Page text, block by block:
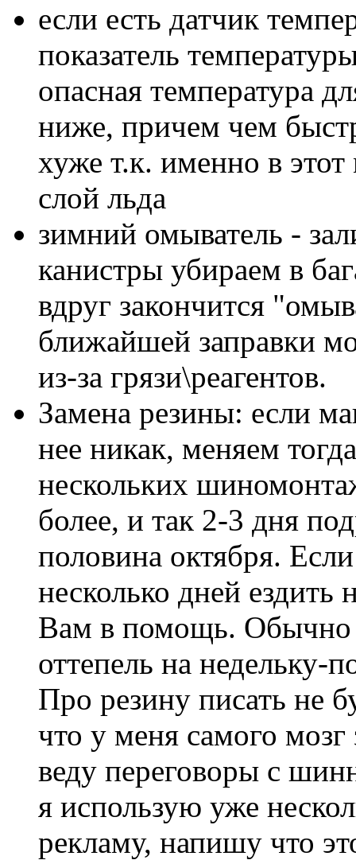
если есть датчик
показатель
опасная температура
ниже, причем чем
хуже т.к. именно в
слой льда
зимний омыватель -
канистры убираем в
вдруг закончится
ближайшей заправки
из-за грязи\реагентов.
Замена резины: если
нее никак, меняем
нескольких
более, и так 2-3 дня
половина октября.
несколько дней ездить
Вам в помощь. Обычно
оттепель на недельку-
Про резину писать не
что у меня самого
веду переговоры с
я использую уже
рекламу, напишу что